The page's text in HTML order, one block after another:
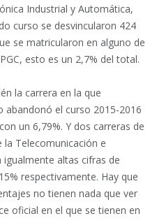
Industrial y Automática,
curso se desvincularon 424
se matricularon en alguno de
esto es un 2,7% del total.
la carrera en la que
el curso 2015-2016
un 6,79%. Y dos carreras de
la Telecomunicación e
igualmente altas cifras de
respectivamente. Hay que
no tienen nada que ver
oficial en el que se tienen en